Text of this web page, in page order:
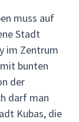
muss auf
Stadt
im Zentrum
bunten
der
darf man
Kubas, die